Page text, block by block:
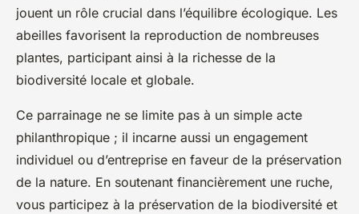
jouent un rôle crucial dans l’équilibre écologique. Les
abeilles favorisent la reproduction de nombreuses
plantes, participant ainsi à la richesse de la
biodiversité locale et globale.
Ce parrainage ne se limite pas à un simple acte
philanthropique ; il incarne aussi un engagement
individuel ou d’entreprise en faveur de la préservation
de la nature. En soutenant financièrement une ruche,
vous participez à la préservation de la biodiversité et